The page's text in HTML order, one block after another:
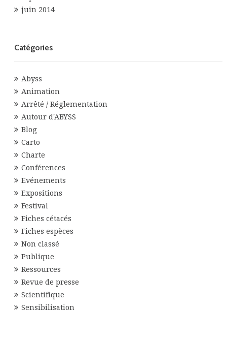
juin 2014
Catégories
Abyss
Animation
Arrêté / Réglementation
Autour d'ABYSS
Blog
Carto
Charte
Conférences
Evénements
Expositions
Festival
Fiches cétacés
Fiches espèces
Non classé
Publique
Ressources
Revue de presse
Scientifique
Sensibilisation